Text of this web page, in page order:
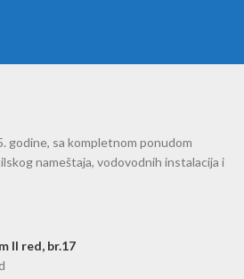
godine, sa kompletnom ponudom
nameštaja, vodovodnih instalacija i
II red, br.17